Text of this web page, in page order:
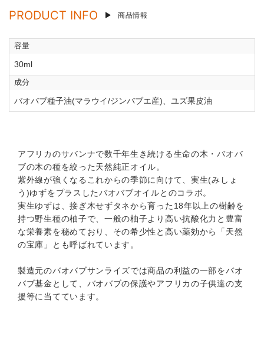
PRODUCT INFO 商品情報
容量
30ml
成分
バオバブ種子油(マラウイ/ジンバブエ産)、ユズ果皮油
アフリカのサバンナで数千年生き続ける生命の木・バオバ
ブの木の種を絞った天然純正オイル。
紫外線が強くなるこれからの季節に向けて、実生(みしょ
う)ゆずをプラスしたバオバブオイルとのコラボ。
実生ゆずは、接ぎ木せずタネから育った18年以上の樹齢を
持つ野生種の柚子で、一般の柚子より高い抗酸化力と豊富
な栄養素を秘めており、その希少性と高い薬効から「天然
の宝庫」とも呼ばれています。
製造元のバオバブサンライズでは商品の利益の一部をバオ
バブ基金として、バオバブの保護やアフリカの子供達の支
援等に当てています。